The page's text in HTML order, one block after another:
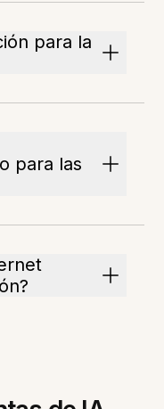
para la
para las